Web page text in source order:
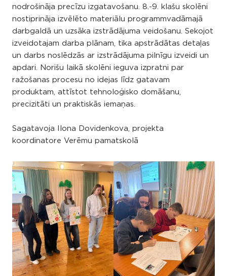
nodrošināja precīzu izgatavošanu. 8.-9. klašu skolēni
nostiprināja izvēlēto materiālu programmvadāmajā
darbgaldā un uzsāka izstrādājuma veidošanu. Sekojot
izveidotajam darba plānam, tika apstrādātas detaļas
un darbs noslēdzās ar izstrādājuma pilnīgu izveidi un
apdari. Norišu laikā skolēni ieguva izpratni par
ražošanas procesu no idejas līdz gatavam
produktam, attīstot tehnoloģisko domāšanu,
precizitāti un praktiskās iemaņas.
Sagatavoja Ilona Dovidenkova, projekta
koordinatore Verēmu pamatskolā